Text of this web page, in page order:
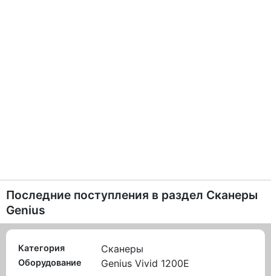
Последние поступления в раздел Сканеры
Genius
Категория Сканеры
Оборудование Genius Vivid 1200E